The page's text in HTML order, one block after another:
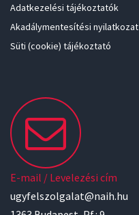
Adatkezelési tájékoztatók
Akadálymentesítési nyilatkozat
Süti (cookie) tájékoztató
E-mail / Levelezési cím
ugyfelszolgalat@naih.hu